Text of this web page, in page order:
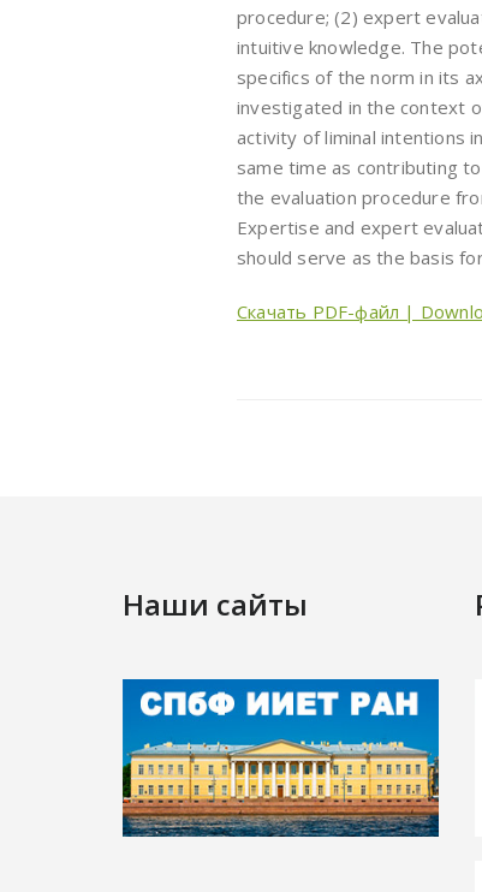
procedure; (2) expert
intuitive knowledge. The
specifics of the norm in its
investigated in the context
activity of liminal intentions
same time as contributing
the evaluation procedure
Expertise and expert
should serve as the basis
Скачать PDF-файл |
Наши сайты